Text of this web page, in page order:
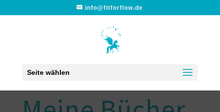
info@fitforflow.de
Seite wählen